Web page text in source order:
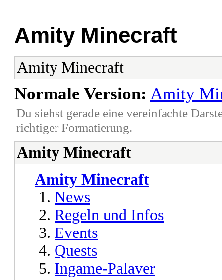
Amity Minecraft
Amity Minecraft
Normale Version: Amity
Du siehst gerade eine vereinfachte
richtiger Formatierung.
Amity Minecraft
Amity Minecraft
News
Regeln und Infos
Events
Quests
Ingame-Palaver